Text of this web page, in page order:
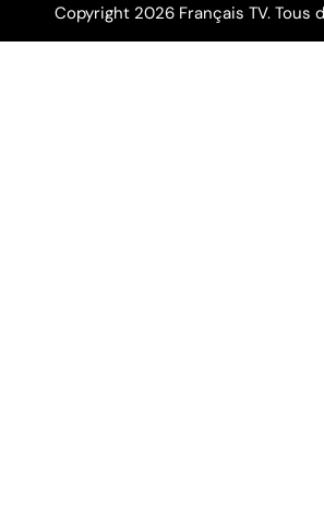
Copyright 2026 Français TV. Tous